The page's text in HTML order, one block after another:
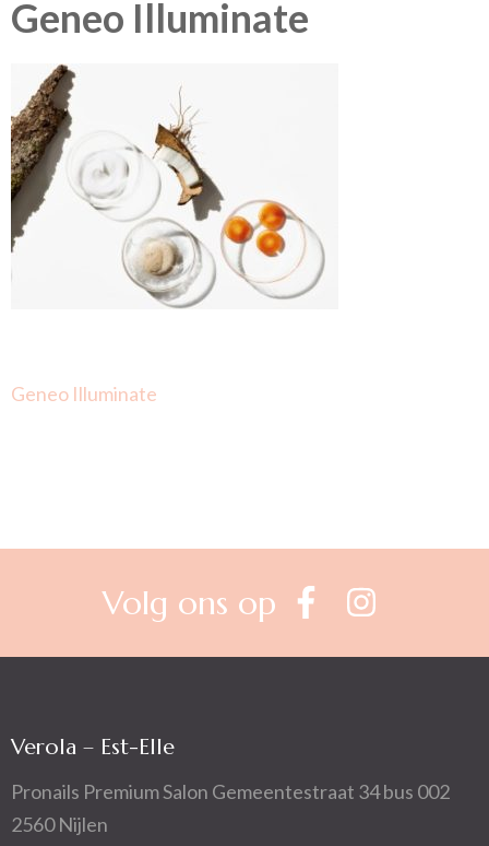
Geneo Illuminate
Berichtnavigatie
Geneo Illuminate
Volg ons op
Verola – Est-Elle
Pronails Premium Salon Gemeentestraat 34 bus 002
2560 Nijlen